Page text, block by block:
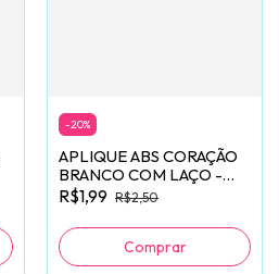
-20%
APLIQUE ABS CORAÇÃO
BRANCO COM LAÇO -
2 UNIDADES
R$1,99 R$2,50